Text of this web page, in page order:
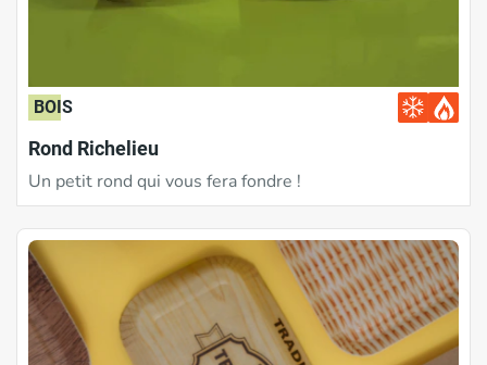
BOIS
Rond Richelieu
Un petit rond qui vous fera fondre !